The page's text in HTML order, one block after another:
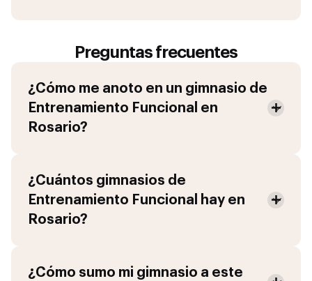
Preguntas frecuentes
¿Cómo me anoto en un gimnasio de
Entrenamiento Funcional en
Rosario?
¿Cuántos gimnasios de
Entrenamiento Funcional
hay en
Rosario?
¿Cómo sumo mi gimnasio a este